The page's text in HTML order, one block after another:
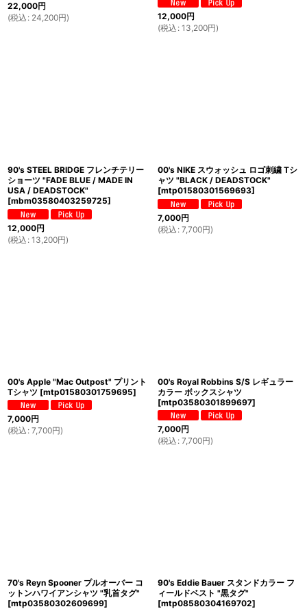
22,000円
(税込 : 24,200円) 12,000円
(税込 : 13,200円)
90's STEEL BRIDGE フレンチテリー
ショーツ "FADE BLUE / MADE IN
USA / DEADSTOCK"
[mbm03580403259725]
12,000円
(税込 : 13,200円)
00's NIKE スウォッシュ ロゴ刺繍 Tシ
ャツ "BLACK / DEADSTOCK"
[mtp01580301569693]
7,000円
(税込 : 7,700円)
00's Apple "Mac Outpost" プリント
Tシャツ [mtp01580301759695]
7,000円
(税込 : 7,700円)
00's Royal Robbins S/S レギュラー
カラー ボックスシャツ
[mtp03580301899697]
7,000円
(税込 : 7,700円)
70's Reyn Spooner プルオーバー コ
ットンハワイアンシャツ "乳首タグ"
[mtp03580302609699]
90's Eddie Bauer スタンドカラー フ
ィールドベスト "黒タグ"
[mtp08580304169702]